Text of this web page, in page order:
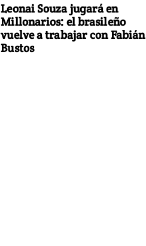
Leonai Souza jugará en
Millonarios: el brasileño
vuelve a trabajar con Fabián
Bustos